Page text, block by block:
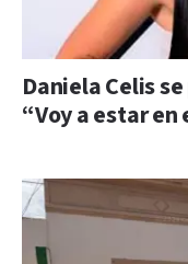
Daniela Celis
“Voy a estar en